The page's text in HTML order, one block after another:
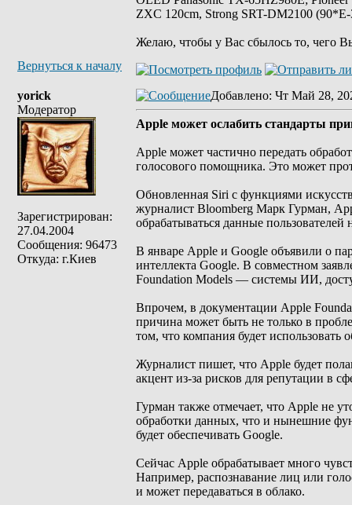
ZXC 120cm, Strong SRT-DM2100
Желаю, чтобы у Вас сбылось то, чего
Вернуться к началу
yorick
Модератор
Зарегистрирован:
27.04.2004
Сообщения: 96473
Откуда: г.Киев
Добавлено: Чт Май 28,
Apple может ослабить стандарты
Apple может частично передать
голосового помощника. Это может
Обновленная Siri с функциями
журналист Bloomberg Марк Гурман,
обрабатываться данные
В январе Apple и Google объявили о
интеллекта Google. В совместном
Foundation Models — системы ИИ,
Впрочем, в документации Apple
причина может быть не только в
том, что компания будет использовать
Журналист пишет, что Apple будет
акцент из-за рисков для репутации в
Гурман также отмечает, что Apple не
обработки данных, что и нынешние
будет обеспечивать Google.
Сейчас Apple обрабатывает много
Например, распознавание лиц или
и может передаваться в облако.